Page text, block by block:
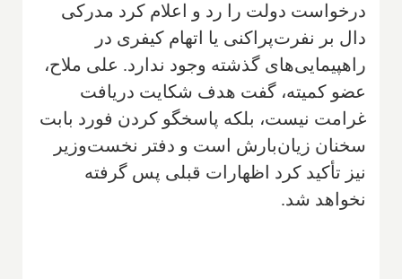
درخواست دولت را رد و اعلام کرد مدرکی
دال بر نفرت‌پراکنی یا اتهام کیفری در
راهپیمایی‌های گذشته وجود ندارد. علی ملاح،
عضو کمیته، گفت هدف شکایت دریافت
غرامت نیست، بلکه پاسخگو کردن فورد بابت
سخنان زیان‌بارش است و دفتر نخست‌وزیر
نیز تأکید کرد اظهارات قبلی پس گرفته
نخواهد شد.